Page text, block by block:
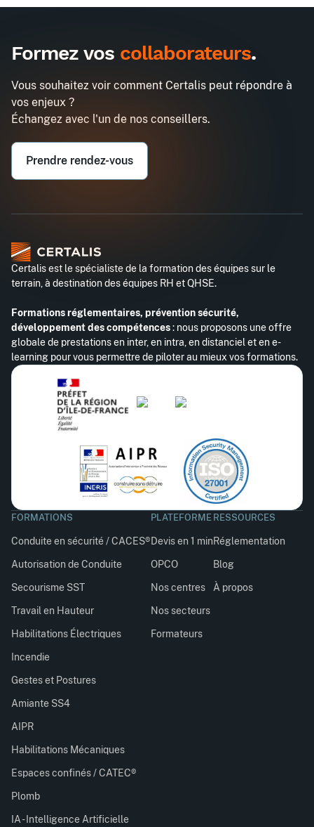
Formez vos collaborateurs.
Vous souhaitez voir comment Certalis peut répondre à
vos enjeux ?
Échangez avec l'un de nos conseillers.
Prendre rendez-vous
Certalis est le spécialiste de la formation des équipes sur le
terrain, à destination des équipes RH et QHSE.
Formations réglementaires, prévention sécurité,
développement des compétences: nous proposons une offre
globale de prestations en inter, en intra, en distanciel et en e-
learning pour vous permettre de piloter au mieux vos formations.
FORMATIONS
Conduite en sécurité / CACES®
Autorisation de Conduite
Secourisme SST
Travail en Hauteur
Habilitations Électriques
Incendie
Gestes et Postures
Amiante SS4
AIPR
Habilitations Mécaniques
Espaces confinés / CATEC®
Plomb
IA - Intelligence Artificielle
PLATEFORME
Devis en 1 min
OPCO
Nos centres
Nos secteurs
Formateurs
RESSOURCES
Réglementation
Blog
À propos